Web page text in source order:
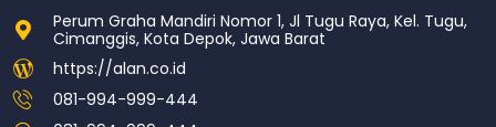
Perum Graha Mandiri Nomor 1, Jl Tugu Raya, Kel. Tugu,
Cimanggis, Kota Depok, Jawa Barat
https://alan.co.id
081-994-999-444